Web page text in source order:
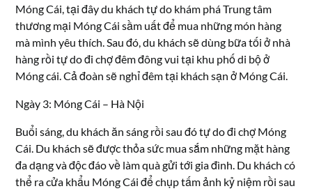
Móng Cái, tại đây du khách tự do khám phá Trung tâm
thương mại Móng Cái sầm uất để mua những món hàng
mà mình yêu thích. Sau đó, du khách sẽ dùng bữa tối ở nhà
hàng rồi tự do đi chợ đêm đông vui tại khu phố di bộ ở
Móng cái. Cả đoàn sẽ nghỉ đêm tại khách sạn ở Móng Cái.
Ngày 3: Móng Cái – Hà Nội
Buổi sáng, du khách ăn sáng rồi sau đó tự do đi chợ Móng
Cái. Du khách sẽ được thỏa sức mua sắm những mặt hàng
đa dạng và độc đáo về làm quà gửi tới gia đình. Du khách có
thể ra cửa khẩu Móng Cái để chụp tấm ảnh kỷ niệm rồi sau